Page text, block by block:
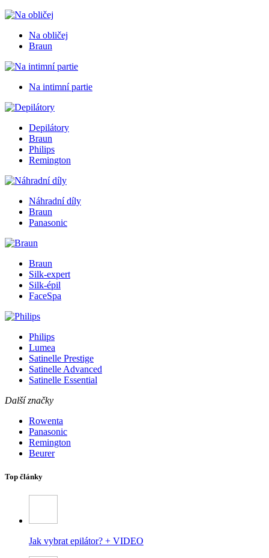
Na obličej
Braun
Na intimní partie
Depilátory
Braun
Philips
Remington
Náhradní díly
Braun
Panasonic
Braun
Silk-expert
Silk-épil
FaceSpa
Philips
Lumea
Satinelle Prestige
Satinelle Advanced
Satinelle Essential
Další značky
Rowenta
Panasonic
Remington
Beurer
Top články
Jak vybrat epilátor? + VIDEO